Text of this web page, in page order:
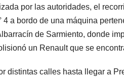
por las autoridades, el
a bordo de una máquina
de Sarmiento, donde
un Renault que se
distintas calles hasta llegar a